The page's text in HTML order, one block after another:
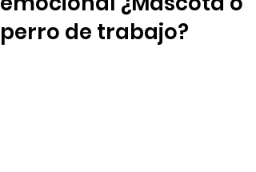
perro de trabajo?